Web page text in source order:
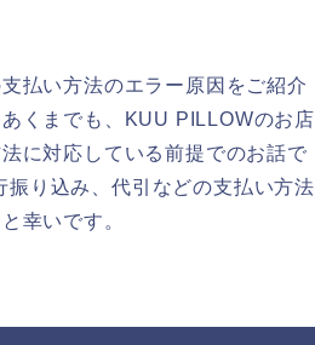
払い方法のエラー原因をご紹介
くまでも、KUU PILLOWのお店
に対応している前提でのお話で
り込み、代引などの支払い方法
幸いです。